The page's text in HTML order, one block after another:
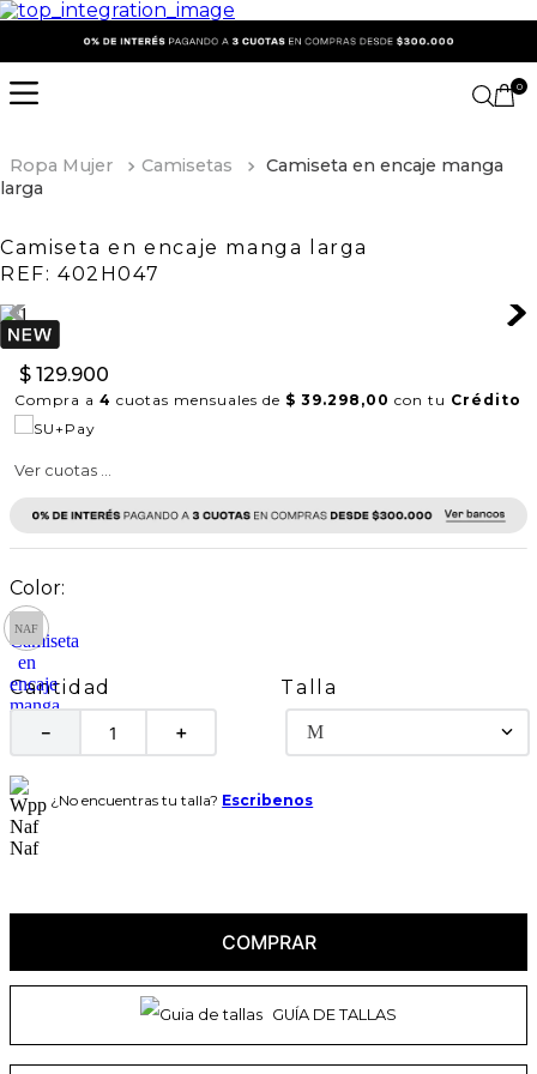
0
Ropa Mujer Camisetas
Camiseta en encaje manga
larga
Camiseta en encaje manga larga
REF: 402H047
$ 129.900
Compra a 4 cuotas mensuales de $ 39.298,00 con tu Crédito
Ver cuotas ...
Cantidad
＋
－
Talla
M
¿No encuentras tu talla? Escribenos
COMPRAR
GUÍA DE TALLAS